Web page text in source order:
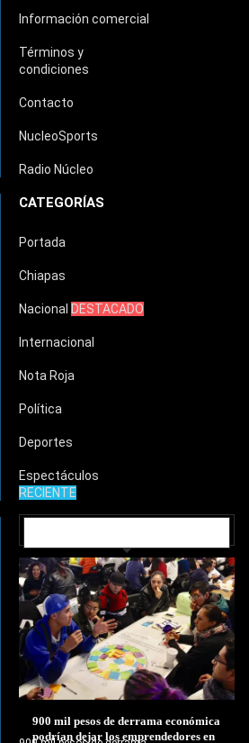
Información comercial
Términos y
condiciones
Contacto
NucleoSports
Radio Núcleo
CATEGORÍAS
Portada
Chiapas
Nacional DESTACADO
Internacional
Nota Roja
Política
Deportes
Espectáculos
RECIENTE
900 mil pesos de derrama económica
podrían dejar los emprendedores en